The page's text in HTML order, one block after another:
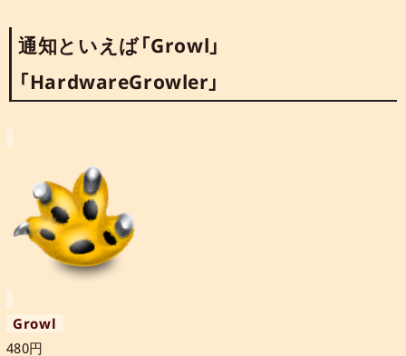
通知といえば「Growl」
「HardwareGrowler」
Growl
480円